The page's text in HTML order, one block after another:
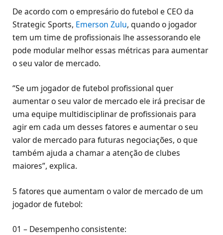
De acordo com o empresário do futebol e CEO da
Strategic Sports, Emerson Zulu, quando o jogador
tem um time de profissionais lhe assessorando ele
pode modular melhor essas métricas para aumentar
o seu valor de mercado.
“Se um jogador de futebol profissional quer
aumentar o seu valor de mercado ele irá precisar de
uma equipe multidisciplinar de profissionais para
agir em cada um desses fatores e aumentar o seu
valor de mercado para futuras negociações, o que
também ajuda a chamar a atenção de clubes
maiores”, explica.
5 fatores que aumentam o valor de mercado de um
jogador de futebol:
01 – Desempenho consistente: